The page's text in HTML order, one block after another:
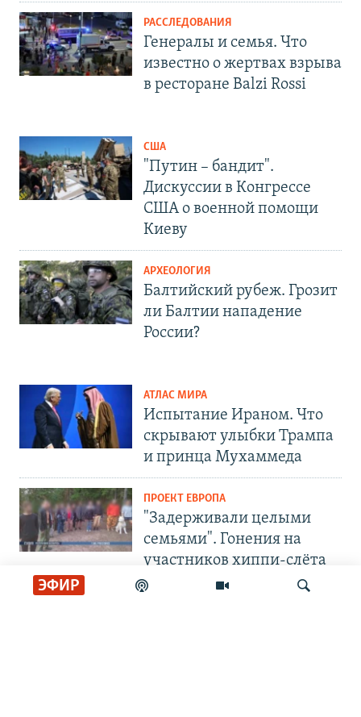
ЭФИР
РАССЛЕДОВАНИЯ
Генералы и семья. Что
известно о жертвах взрыва
в ресторане Balzi Rossi
США
"Путин – бандит".
Дискуссии в Конгрессе
США о военной помощи
Киеву
АРХЕОЛОГИЯ
Балтийский рубеж. Грозит
ли Балтии нападение
России?
АТЛАС МИРА
Испытание Ираном. Что
скрывают улыбки Трампа
и принца Мухаммеда
ПРОЕКТ ЕВРОПА
"Задерживали целыми
семьями". Гонения на
участников хиппи-слёта